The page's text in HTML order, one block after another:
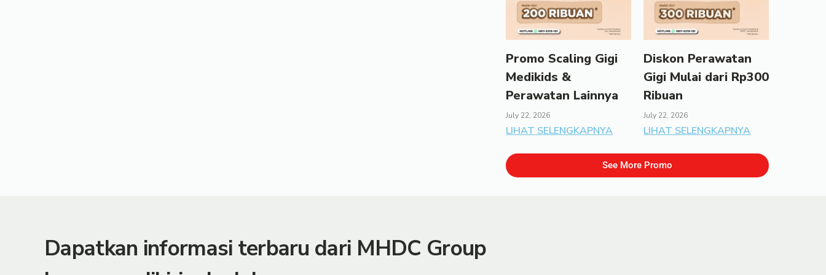
Promo Scaling Gigi
Medikids &
Perawatan Lainnya
July 22, 2026
LIHAT SELENGKAPNYA
Diskon Perawatan
Gigi Mulai dari Rp300
Ribuan
July 22, 2026
LIHAT SELENGKAPNYA
See More Promo
Dapatkan informasi terbaru dari MHDC Group